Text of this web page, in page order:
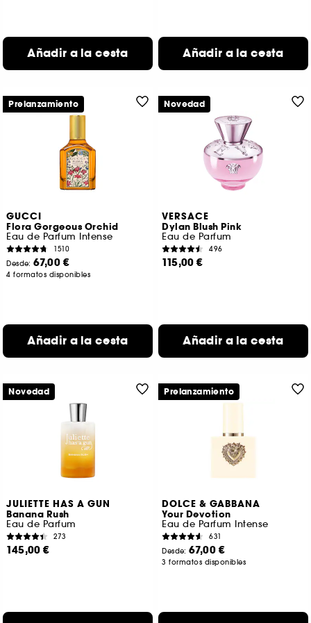
Añadir a la cesta Añadir a la cesta
GUCCI
Flora Gorgeous Orchid
Eau de Parfum Intense
1510
Desde:67,00 €
4 formatos disponibles
Añadir a la cesta
Prelanzamiento
VERSACE
Dylan Blush Pink
Eau de Parfum
496
115,00 €
Añadir a la cesta
Novedad
JULIETTE HAS A GUN
Banana Rush
Eau de Parfum
273
145,00 €
Novedad
DOLCE & GABBANA
Your Devotion
Eau de Parfum Intense
631
Desde:67,00 €
3 formatos disponibles
Prelanzamiento